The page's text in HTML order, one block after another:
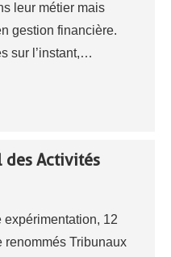
leur métier mais
gestion financière.
sur l’instant,…
des Activités
expérimentation, 12
renommés Tribunaux